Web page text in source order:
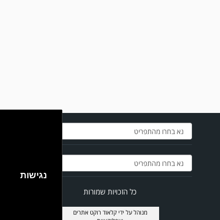
כל הזכויות שמורות
מנוהל על ידיקלאוד רוקט אתרים
נגישות